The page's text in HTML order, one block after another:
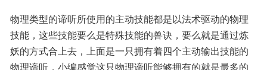
物理类型的谛听所使用的主动技能都是以法术驱动的物理
技能，这些技能要么是特殊技能的兽诀，要么就是通过炼
妖的方式合上去，上面是一只拥有着四个主动输出技能的
物理谛听，小编感觉这只物理谛听能够拥有的就是最多的